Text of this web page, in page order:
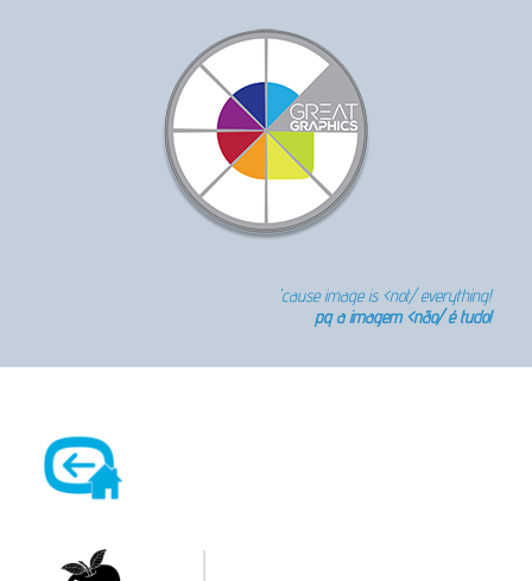
'cause image is <not/ everything!
pq a imagem <não/ é tudo!